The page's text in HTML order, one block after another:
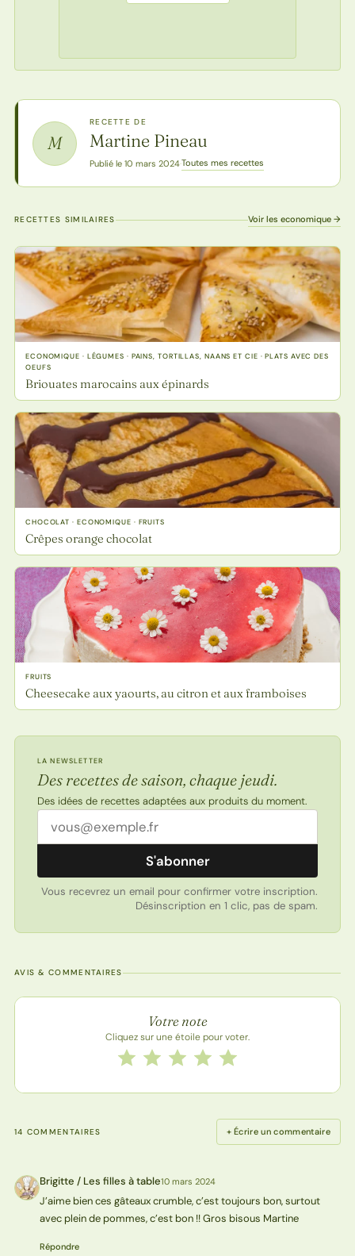
M
RECETTE DE
Martine Pineau
Publié le 10 mars 2024·Toutes mes recettes
RECETTES SIMILAIRES Voir les economique →
ECONOMIQUE · LÉGUMES · PAINS, TORTILLAS, NAANS ET CIE · PLATS AVEC DES
OEUFS
Briouates marocains aux épinards
CHOCOLAT · ECONOMIQUE · FRUITS
Crêpes orange chocolat
FRUITS
Cheesecake aux yaourts, au citron et aux framboises
LA NEWSLETTER
Des recettes de saison, chaque jeudi.
Des idées de recettes adaptées aux produits du moment.
Adresse email
S'abonner
Vous recevrez un email pour confirmer votre inscription.
Désinscription en 1 clic, pas de spam.
AVIS & COMMENTAIRES
Note de la recette
Votre note
Cliquez sur une étoile pour voter.
Notez cette recette de 1 à 5 étoiles
5 étoiles
4 étoiles
3 étoiles
2 étoiles
1 étoile
14 COMMENTAIRES + Écrire un commentaire
BT Brigitte / Les filles à table10 mars 2024
J’aime bien ces gâteaux crumble, c’est toujours bon, surtout
avec plein de pommes, c’est bon !! Gros bisous Martine
Répondre